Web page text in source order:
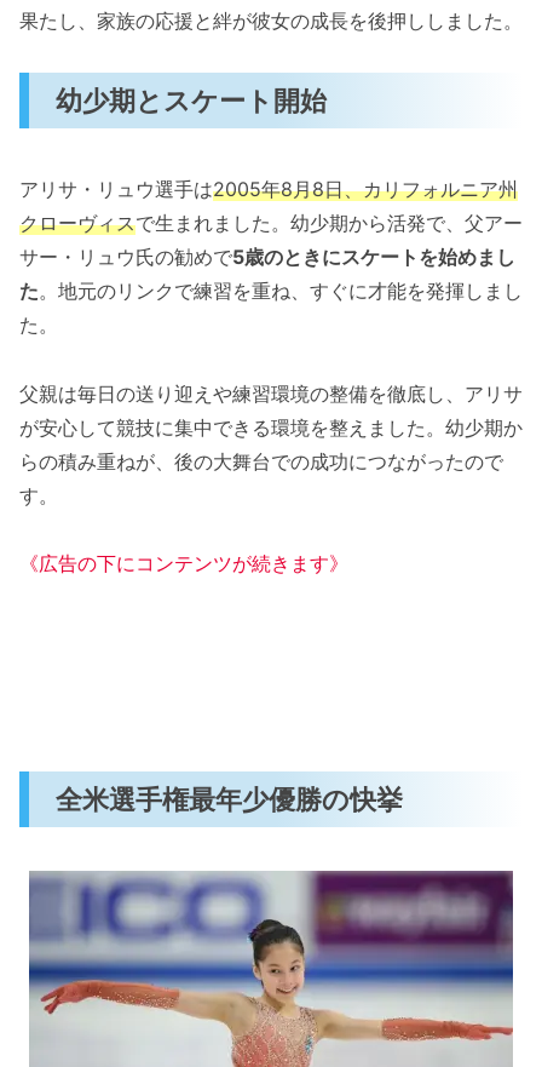
果たし、家族の応援と絆が彼女の成長を後押ししました。
幼少期とスケート開始
アリサ・リュウ選手は2005年8月8日、カリフォルニア州
クローヴィスで生まれました。幼少期から活発で、父アー
サー・リュウ氏の勧めで5歳のときにスケートを始めまし
た。地元のリンクで練習を重ね、すぐに才能を発揮しまし
た。
父親は毎日の送り迎えや練習環境の整備を徹底し、アリサ
が安心して競技に集中できる環境を整えました。幼少期か
らの積み重ねが、後の大舞台での成功につながったので
す。
《広告の下にコンテンツが続きます》
全米選手権最年少優勝の快挙